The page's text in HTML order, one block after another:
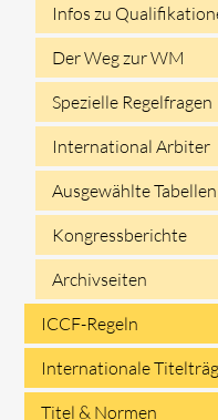
Infos zu
Der Weg zur WM
Spezielle Regelfragen
International Arbiter
Ausgewählte Tabellen
Kongressberichte
Archivseiten
ICCF-Regeln
Internationale
Titel & Normen